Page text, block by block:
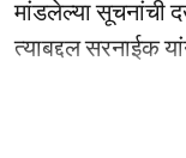
मांडलेल्या सूचनांची
त्याबद्दल सरनाईक